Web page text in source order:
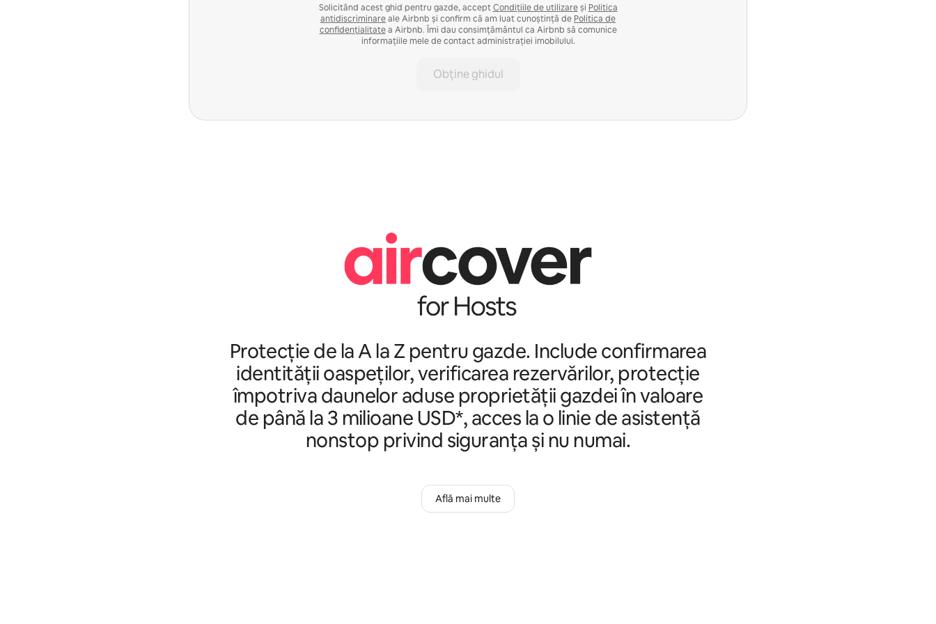
Solicitând acest ghid pentru gazde, acceptCondițiile de utilizareși Politica
antidiscriminareale Airbnb și confirm că am luat cunoștință de Politica de
confidențialitatea Airbnb. Îmi dau consimțământul ca Airbnb să comunice
informațiile mele de contact administrației imobilului.
Obține ghidul
Protecție de la A la Z pentru gazde. Include confirmarea
identității oaspeților, verificarea rezervărilor, protecție
împotriva daunelor aduse proprietății gazdei în valoare
de până la 3 milioane USD*, acces la o linie de asistență
nonstop privind siguranța și nu numai.
Află mai multe